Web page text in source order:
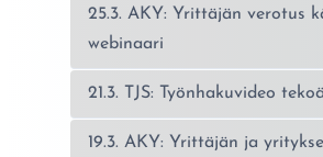
25.3. AKY: Yrittäjän verotus
webinaari
21.3. TJS: Työnhakuvideo
19.3. AKY: Yrittäjän ja